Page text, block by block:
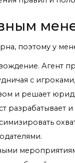
поэтому у
Агент
с
и решает
разрабатывает